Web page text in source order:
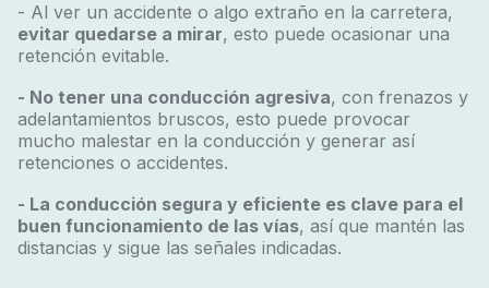
- Al ver un accidente o algo extraño en la carretera,
evitar quedarse a mirar, esto puede ocasionar una
retención evitable.
- No tener una conducción agresiva, con frenazos y
adelantamientos bruscos, esto puede provocar
mucho malestar en la conducción y generar así
retenciones o accidentes.
- La conducción segura y eficiente es clave para el
buen funcionamiento de las vías, así que mantén las
distancias y sigue las señales indicadas.